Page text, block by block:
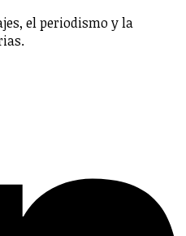
el periodismo y la